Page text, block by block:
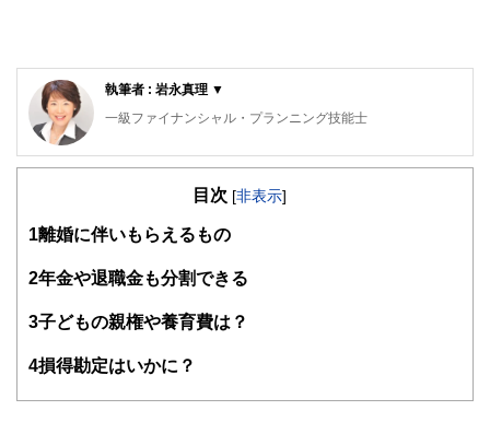
執筆者 : 岩永真理 ▼
一級ファイナンシャル・プランニング技能士
CFP®
般財団法人女性労働協会 認定講師。IFPコンフォート代表
センブルグ赴任等を含め10年超勤務。結婚後は夫の転勤に伴
年以上在住。ロンドンでは、現地の小学生に日本文化を伝え
CFP®として独立後は、個別相談・セミナー講師・執筆など
を行う。
トプラン、国際結婚のカップルの相談など多数。グローバル
目次 [非表示]
1離婚に伴いもらえるもの
2年金や退職金も分割できる
3子どもの親権や養育費は？
4損得勘定はいかに？